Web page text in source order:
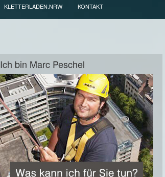
KLETTERLADEN.NRW KONTAKT
Ich bin Marc Peschel